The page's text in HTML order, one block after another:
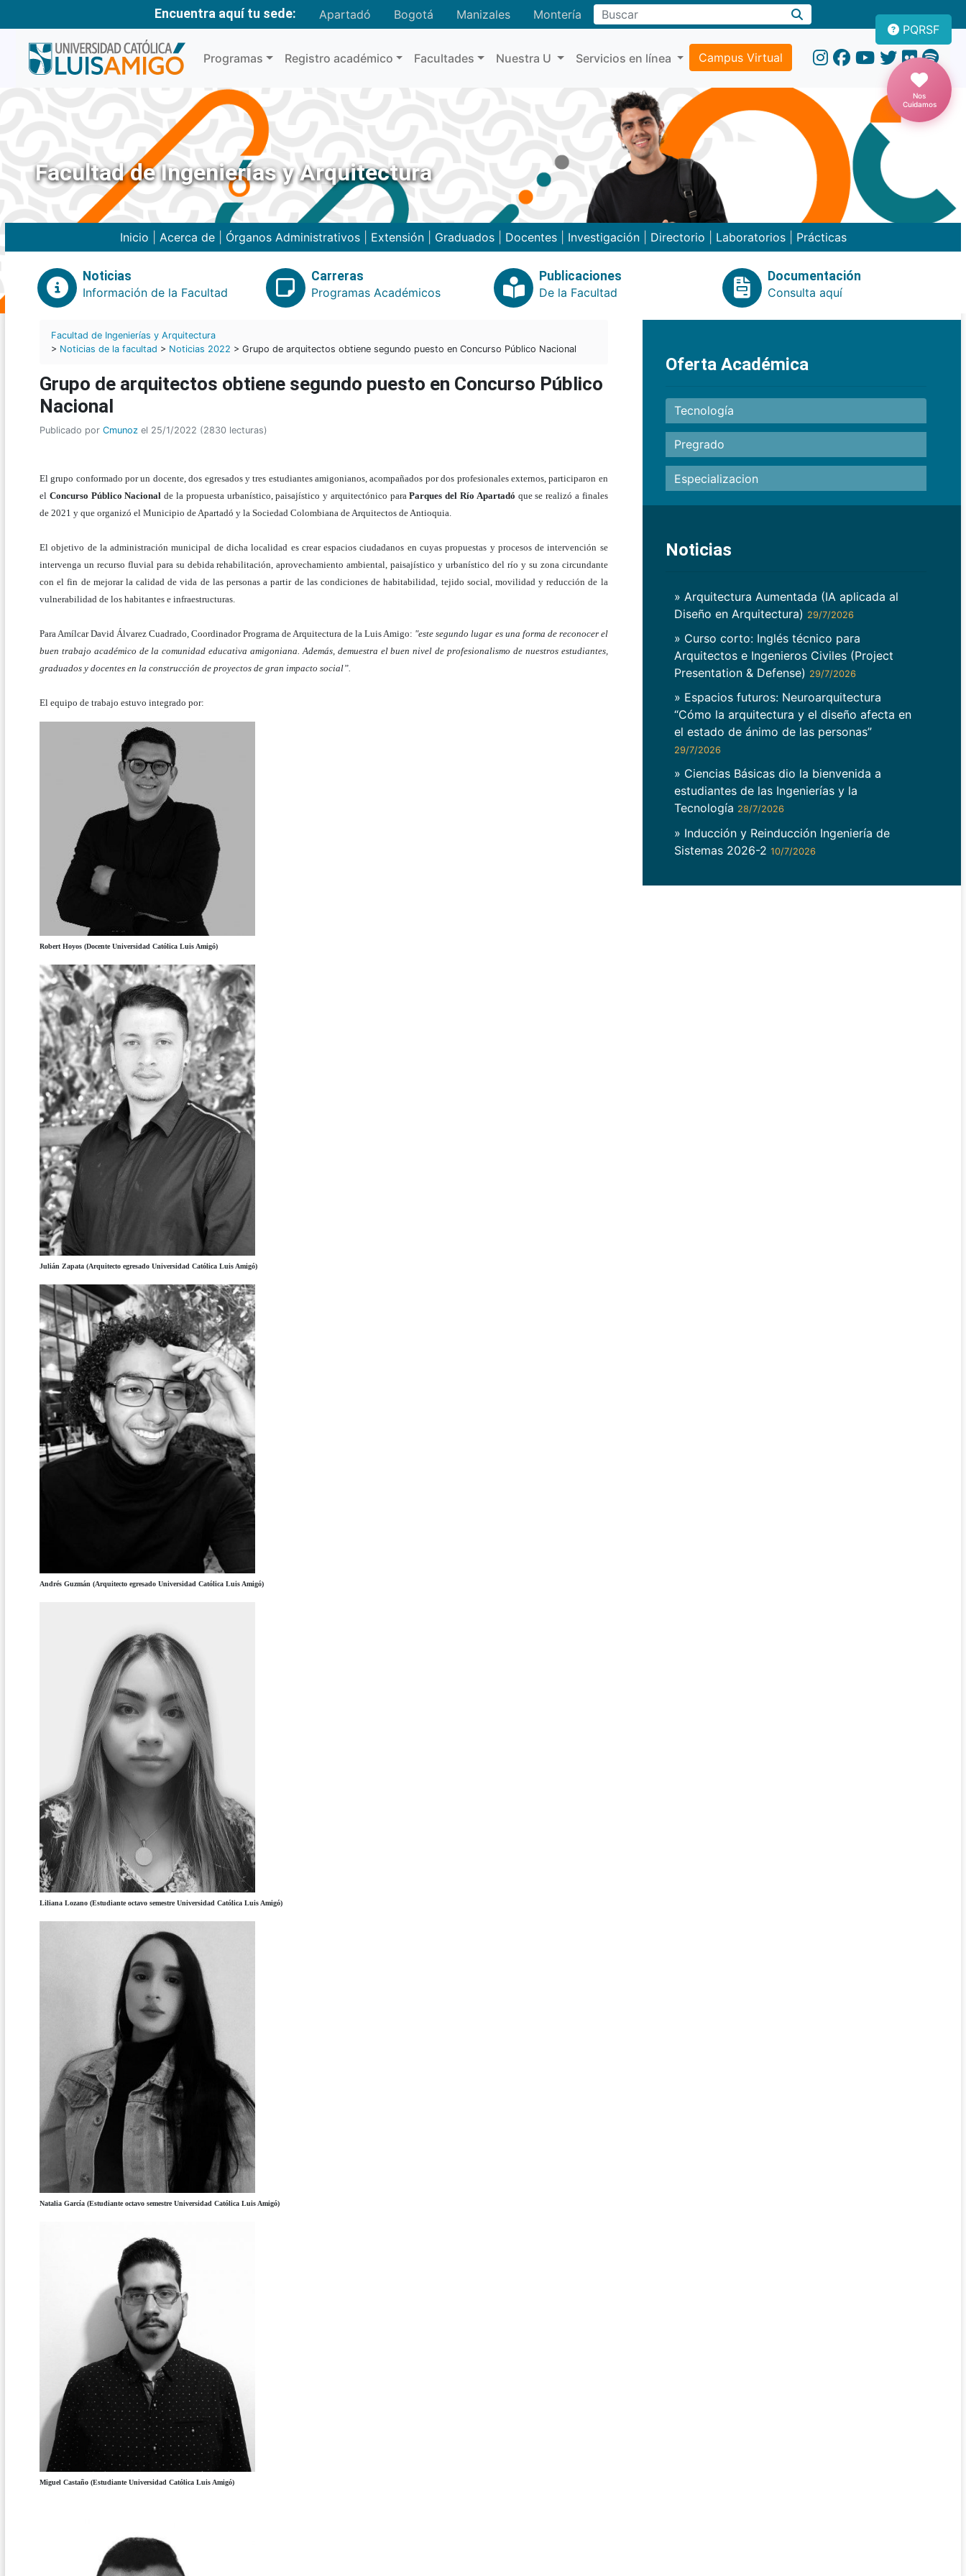
Encuentra aquí tu sede: Apartadó Bogotá Manizales MonteríaBuscar
Programas Registro académico Facultades Nuestra U Servicios en línea Campus Virtual
PQRSF
Nos
Cuidamos
Facultad de Ingenierías y Arquitectura
Inicio Acerca de| Órganos Administrativos| Extensión| Graduados| Docentes| Investigación| Directorio Laboratorios| Prácticas
Noticias
Información de la Facultad
Carreras
Programas Académicos
Publicaciones
De la Facultad
Documentación
Consulta aquí
Facultad de Ingenierías y Arquitectura
> Noticias de la facultad > Noticias 2022 > Grupo de arquitectos obtiene segundo puesto en Concurso Público Nacional
Grupo de arquitectos obtiene segundo puesto en Concurso Público
Nacional
Publicado por Cmunoz el 25/1/2022 (2830 lecturas)
El grupo conformado por un docente, dos egresados y tres estudiantes amigonianos, acompañados por dos profesionales externos, participaron en
el Concurso Público Nacional de la propuesta urbanístico, paisajístico y arquitectónico paraParques del Río Apartadó que se realizó a finales
de 2021 y que organizó el Municipio de Apartadó y la Sociedad Colombiana de Arquitectos de Antioquia.
El objetivo de la administración municipal de dicha localidad es crear espacios ciudadanos en cuyas propuestas y procesos de intervención se
intervenga un recurso fluvial para su debida rehabilitación, aprovechamiento ambiental, paisajístico y urbanístico del río y su zona circundante
con el fin de mejorar la calidad de vida de las personas a partir de las condiciones de habitabilidad, tejido social, movilidad y reducción de la
vulnerabilidad de los habitantes e infraestructuras.
Para Amílcar David Álvarez Cuadrado, Coordinador Programa de Arquitectura de la Luis Amigo: "este segundo lugar es una forma de reconocer el
buen trabajo académico de la comunidad educativa amigoniana. Además, demuestra el buen nivel de profesionalismo de nuestros estudiantes,
graduados y docentes en la construcción de proyectos de gran impacto social”.
El equipo de trabajo estuvo integrado por:
Robert Hoyos (Docente Universidad Católica Luis Amigó)
Julián Zapata (Arquitecto egresado Universidad Católica Luis Amigó)
Andrés Guzmán (Arquitecto egresado Universidad Católica Luis Amigó)
Liliana Lozano (Estudiante octavo semestre Universidad Católica Luis Amigó)
Natalia García (Estudiante octavo semestre Universidad Católica Luis Amigó)
Miguel Castaño (Estudiante Universidad Católica Luis Amigó)
Oferta Académica
Tecnología
Pregrado
Especializacion
Noticias
» Arquitectura Aumentada (IA aplicada al
Diseño en Arquitectura) 29/7/2026
» Curso corto: Inglés técnico para
Arquitectos e Ingenieros Civiles (Project
Presentation & Defense) 29/7/2026
» Espacios futuros: Neuroarquitectura
“Cómo la arquitectura y el diseño afecta en
el estado de ánimo de las personas”
29/7/2026
» Ciencias Básicas dio la bienvenida a
estudiantes de las Ingenierías y la
Tecnología 28/7/2026
» Inducción y Reinducción Ingeniería de
Sistemas 2026-2 10/7/2026